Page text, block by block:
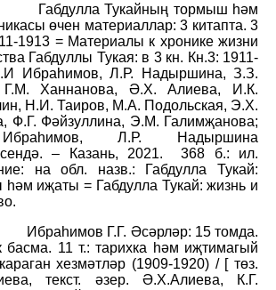
Габдулла Тукайның тормыш һәм
өчен материаллар: 3 китапта. 3
1913 = Материалы к хронике жизни
Габдуллы Тукая: в 3 кн. Кн.3: 1911-
Ибраһимов, Л.Р. Надыршина, З.З.
Г.М. Ханнанова, Ә.Х. Алиева, И.К.
Н.И. Таиров, М.А. Подольская, Э.Х.
Ф.Г. Фәйзуллина, Э.М. Галимҗанова;
Л.Р. Надыршина
– Казань, 2021.
368 б.: ил.
на обл. назв.: Габдулла Тукай:
иҗаты = Габдулла Тукай: жизнь и
Ибраһимов Г.Г. Әсәрләр: 15 томда.
басма. 11 т.: тарихка һәм иҗтимагый
хезмәтләр (1909-1920) / [ төз.
текст. әзер. Ә.Х.Алиева, К.Г.